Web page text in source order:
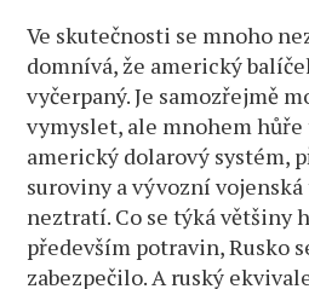
Ve skutečnosti se mnoho
domnívá, že americký
vyčerpaný. Je samozřejmě
vymyslet, ale mnohem
americký dolarový systém,
suroviny a vývozní
neztratí. Co se týká většiny
především potravin, Rusko
zabezpečilo. A ruský